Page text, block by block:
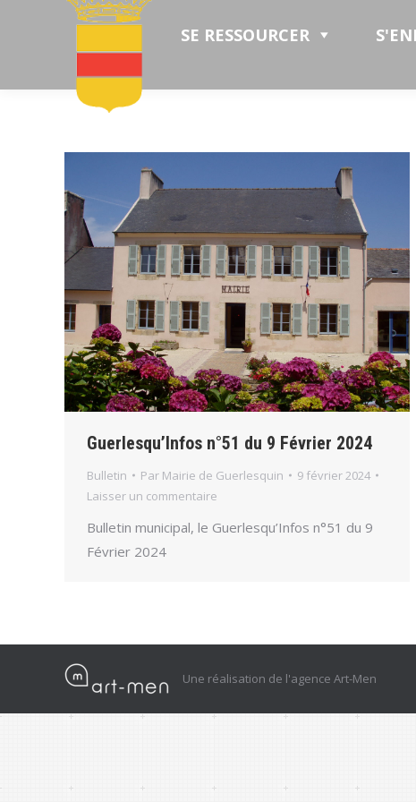
SE RESSOURCER
Guerlesqu’Infos n°51 du 9 Février 2024
Bulletin Par Mairie de Guerlesquin
9 février 2024
Laisser un commentaire
Bulletin municipal, le Guerlesqu’Infos n°51 du 9
Février 2024
Une réalisation de l'agence Art-Men